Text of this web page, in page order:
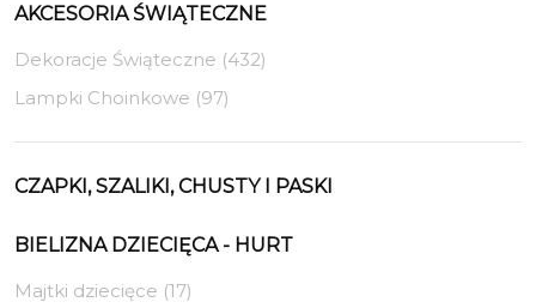
AKCESORIA ŚWIĄTECZNE
Dekoracje Świąteczne (432)
Lampki Choinkowe (97)
CZAPKI, SZALIKI, CHUSTY I PASKI
BIELIZNA DZIECIĘCA - HURT
Majtki dziecięce (17)